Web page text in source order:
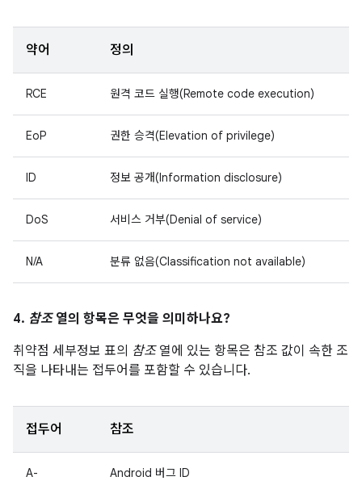
약어 정의
RCE 원격 코드 실행(Remote code execution)
EoP 권한 승격(Elevation of privilege)
ID 정보 공개(Information disclosure)
DoS 서비스 거부(Denial of service)
N/A 분류 없음(Classification not available)
4. 참조열의 항목은 무엇을 의미하나요?
취약점 세부정보 표의 참조열에 있는 항목은 참조 값이 속한 조
직을 나타내는 접두어를 포함할 수 있습니다.
접두어 참조
A- Android 버그 ID